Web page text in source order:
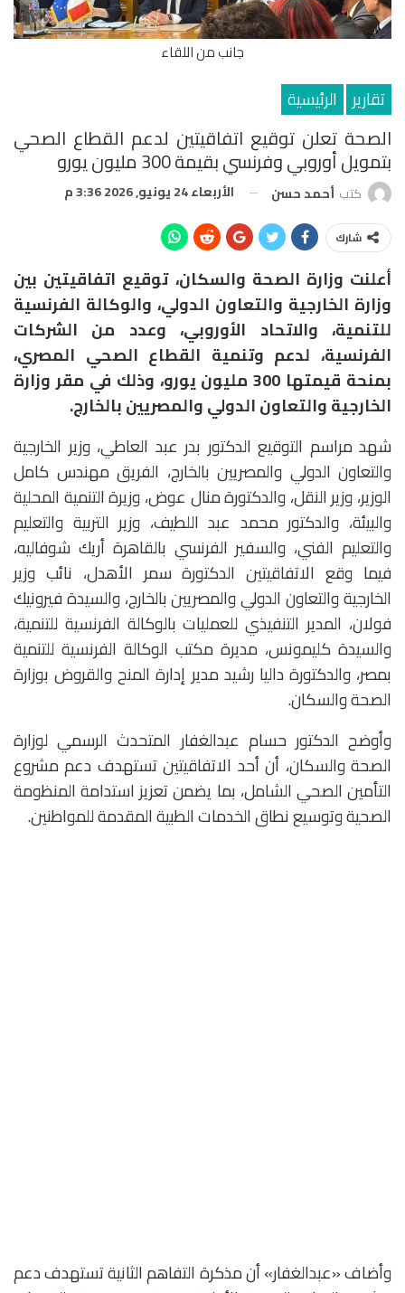
جانب من اللقاء
تقارير الرئيسية
الصحة تعلن توقيع اتفاقيتين لدعم القطاع الصحي
بتمويل أوروبي وفرنسي بقيمة 300 مليون يورو
كتب أحمد حسن الأربعاء 24 يونيو, 2026 3:36 م
شارك
أعلنت وزارة الصحة والسكان، توقيع اتفاقيتين بين
وزارة الخارجية والتعاون الدولي، والوكالة الفرنسية
للتنمية، والاتحاد الأوروبي، وعدد من الشركات
الفرنسية، لدعم وتنمية القطاع الصحي المصري،
بمنحة قيمتها 300 مليون يورو، وذلك في مقر وزارة
الخارجية والتعاون الدولي والمصريين بالخارج.
شهد مراسم التوقيع الدكتور بدر عبد العاطي، وزير الخارجية
والتعاون الدولي والمصريين بالخارج، الفريق مهندس كامل
الوزير، وزير النقل، والدكتورة منال عوض، وزيرة التنمية المحلية
والبيئة، والدكتور محمد عبد اللطيف، وزير التربية والتعليم
والتعليم الفني، والسفير الفرنسي بالقاهرة أريك شوفاليه،
فيما وقع الاتفاقيتين الدكتورة سمر الأهدل، نائب وزير
الخارجية والتعاون الدولي والمصريين بالخارج، والسيدة فيرونيك
فولان، المدير التنفيذي للعمليات بالوكالة الفرنسية للتنمية،
والسيدة كليمونس، مديرة مكتب الوكالة الفرنسية للتنمية
بمصر، والدكتورة داليا رشيد مدير إدارة المنح والقروض بوزارة
الصحة والسكان.
وأوضح الدكتور حسام عبدالغفار المتحدث الرسمي لوزارة
الصحة والسكان، أن أحد الاتفاقيتين تستهدف دعم مشروع
التأمين الصحي الشامل، بما يضمن تعزيز استدامة المنظومة
الصحية وتوسيع نطاق الخدمات الطبية المقدمة للمواطنين.
وأضاف «عبدالغفار» أن مذكرة التفاهم الثانية تستهدف دعم